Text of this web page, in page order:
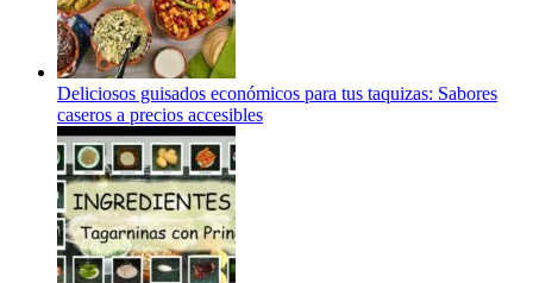
Deliciosos guisados económicos para tus taquizas: Sabores
caseros a precios accesibles